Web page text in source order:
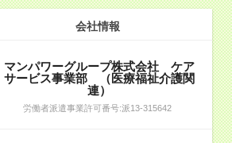
会社情報
マンパワーグループ株式会社 ケア
サービス事業部 （医療福祉介護関
連）
労働者派遣事業許可番号:派13-315642